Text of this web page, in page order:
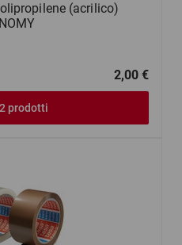
(acrilico)
2,00 €
prodotti